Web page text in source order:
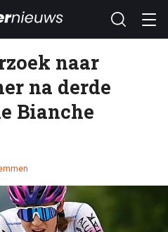
naar
na derde
Bianche